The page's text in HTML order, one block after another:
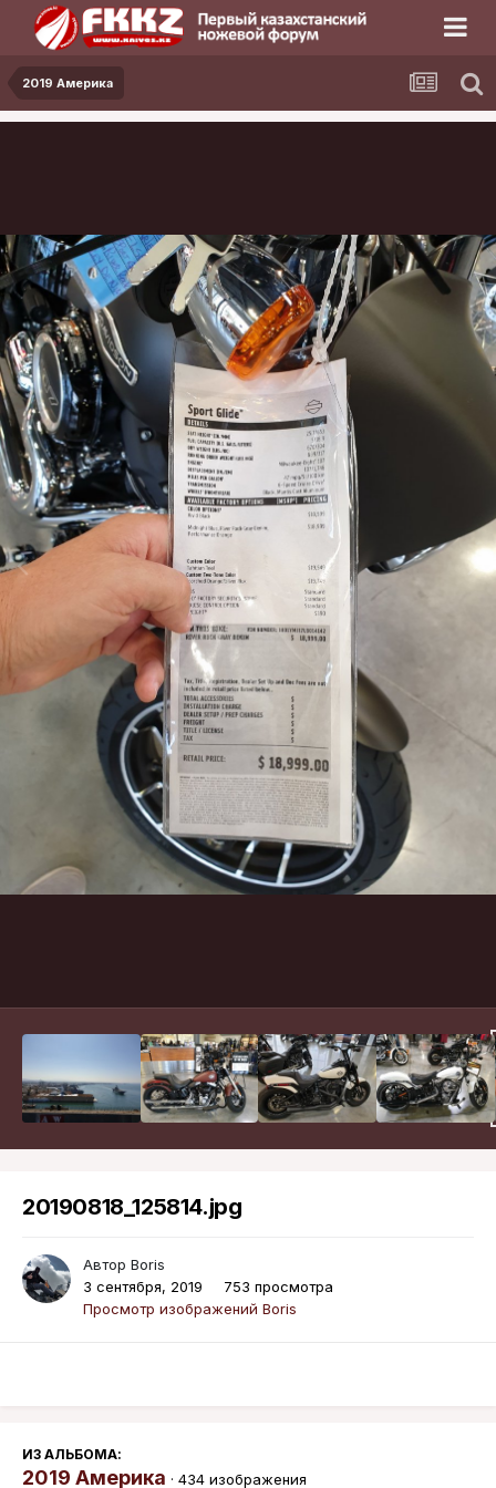
2019 Америка
20190818_125814.jpg
Автор Boris
3 сентября, 2019
753 просмотра
Просмотр изображений Boris
ИЗ АЛЬБОМА:
2019 Америка · 434 изображения